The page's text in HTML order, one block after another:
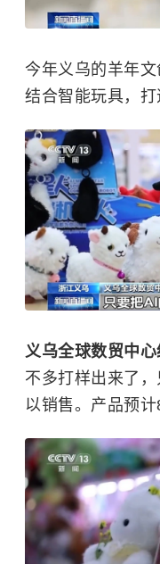
今年义乌的羊年
结合智能玩具，打
义乌全球数贸中
不多打样出来了
以销售。产品预计